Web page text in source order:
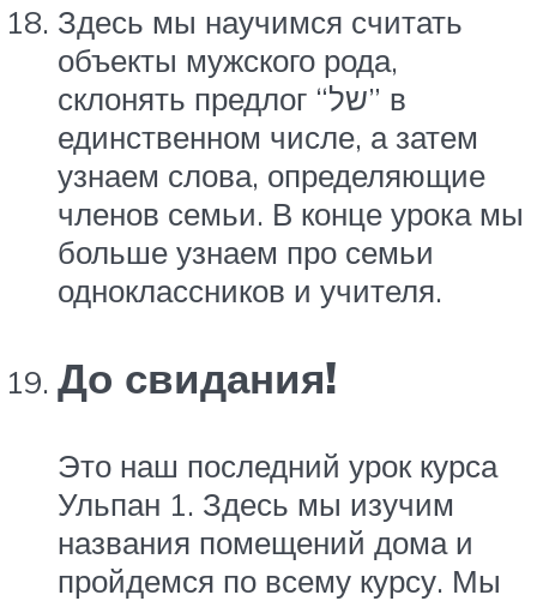
Здесь мы научимся считать
объекты мужского рода,
склонять предлог “של” в
единственном числе, а затем
узнаем слова, определяющие
членов семьи. В конце урока мы
больше узнаем про семьи
одноклассников и учителя.
До свидания!
Это наш последний урок курса
Ульпан 1. Здесь мы изучим
названия помещений дома и
пройдемся по всему курсу. Мы